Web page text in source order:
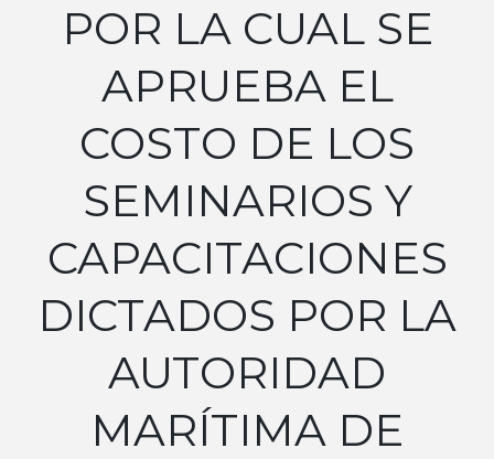
POR LA CUAL SE
APRUEBA EL
COSTO DE LOS
SEMINARIOS Y
CAPACITACIONES
DICTADOS POR LA
AUTORIDAD
MARÍTIMA DE